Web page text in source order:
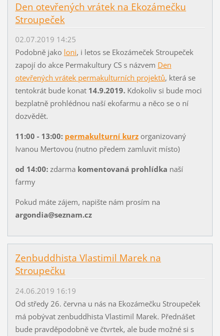
Den otevřených vrátek na Ekozámečku
Stroupeček
02.07.2019 14:25
Podobně jako loni, i letos se Ekozámeček Stroupeček
zapojí do akce Permakultury CS s názvem Den
otevřených vrátek permakulturních projektů, která se
tentokrát bude konat 14.9.2019.Kdokoliv si bude moci
bezplatně prohlédnou naší ekofarmu a něco se o ní
dozvědět.
11:00 - 13:00: permakulturní kurzorganizovaný
Ivanou Mertovou (nutno předem zamluvit místo)
od 14:00:zdarma komentovaná prohlídka naší
farmy
Pokud máte zájem, napište nám prosím na
argondia@seznam.cz
Zenbuddhista Vlastimil Marek na
Stroupečku
24.06.2019 16:19
Od středy 26. června u nás na Ekozámečku Stroupeček
má pobývat zenbuddhista Vlastimil Marek. Přednášet
bude pravděpodobně ve čtvrtek, ale bude možné si s